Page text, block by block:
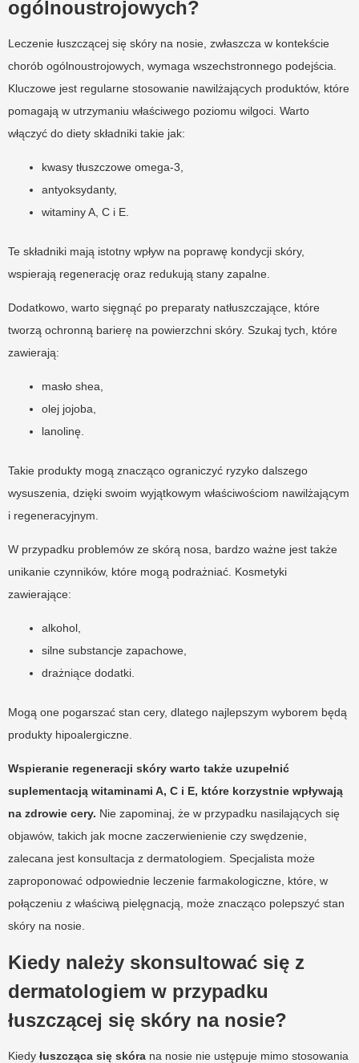
ogólnoustrojowych?
Leczenie łuszczącej się skóry na nosie, zwłaszcza w kontekście
chorób ogólnoustrojowych, wymaga wszechstronnego podejścia.
Kluczowe jest regularne stosowanie nawilżających produktów, które
pomagają w utrzymaniu właściwego poziomu wilgoci. Warto
włączyć do diety składniki takie jak:
kwasy tłuszczowe omega-3,
antyoksydanty,
witaminy A, C i E.
Te składniki mają istotny wpływ na poprawę kondycji skóry,
wspierają regenerację oraz redukują stany zapalne.
Dodatkowo, warto sięgnąć po preparaty natłuszczające, które
tworzą ochronną barierę na powierzchni skóry. Szukaj tych, które
zawierają:
masło shea,
olej jojoba,
lanolinę.
Takie produkty mogą znacząco ograniczyć ryzyko dalszego
wysuszenia, dzięki swoim wyjątkowym właściwościom nawilżającym
i regeneracyjnym.
W przypadku problemów ze skórą nosa, bardzo ważne jest także
unikanie czynników, które mogą podrażniać. Kosmetyki
zawierające:
alkohol,
silne substancje zapachowe,
drażniące dodatki.
Mogą one pogarszać stan cery, dlatego najlepszym wyborem będą
produkty hipoalergiczne.
Wspieranie regeneracji skóry warto także uzupełnić
suplementacją witaminami A, C i E, które korzystnie wpływają
na zdrowie cery. Nie zapominaj, że w przypadku nasilających się
objawów, takich jak mocne zaczerwienienie czy swędzenie,
zalecana jest konsultacja z dermatologiem. Specjalista może
zaproponować odpowiednie leczenie farmakologiczne, które, w
połączeniu z właściwą pielęgnacją, może znacząco polepszyć stan
skóry na nosie.
Kiedy należy skonsultować się z
dermatologiem w przypadku
łuszczącej się skóry na nosie?
Kiedy łuszcząca się skóra na nosie nie ustępuje mimo stosowania